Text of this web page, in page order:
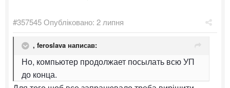
#357545Опубліковано: 2 липня
, feroslava написав:
Но, компьютер продолжает посылать всю УП
до конца.